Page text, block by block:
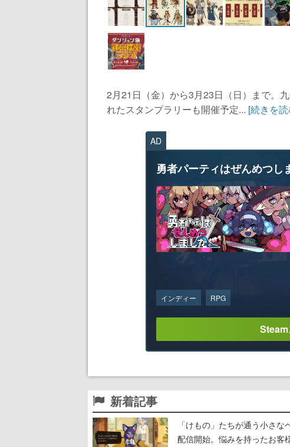
2月21日（金）から3月23日（日）まで。
れたスタンプラリーも開催予定... [続きを
AD
勇者パーティはぜんめつし
インディー RPG
新着記事
「けもの」たちが通う小さ
配信開始。悩みを持ったお客